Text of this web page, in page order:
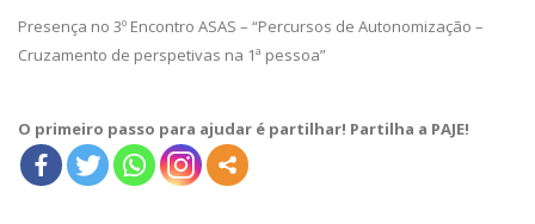
Presença no 3º Encontro ASAS – “Percursos de Autonomização –
Cruzamento de perspetivas na 1ª pessoa”
O primeiro passo para ajudar é partilhar! Partilha a PAJE!